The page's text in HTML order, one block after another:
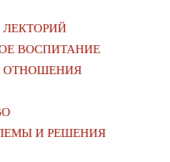
ВОСПИТАНИЕ
ОТНОШЕНИЯ
И РЕШЕНИЯ